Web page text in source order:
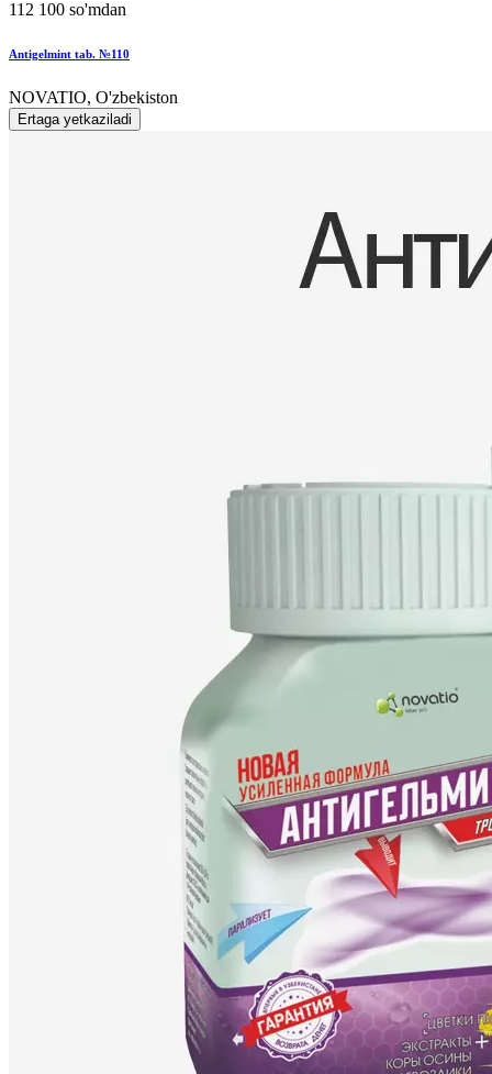
112 100 so'mdan
Antigelmint tab. №110
NOVATIO, O'zbekiston
Ertaga yetkaziladi